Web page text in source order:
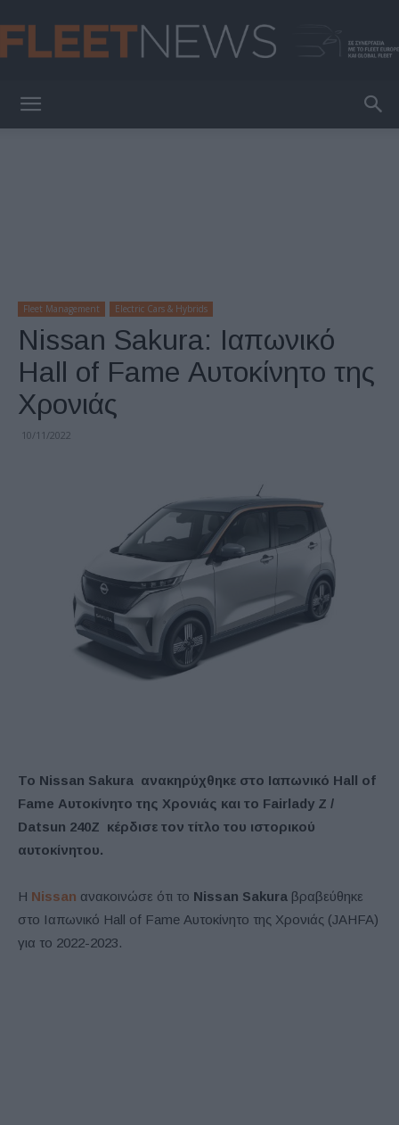
Fleet Management Electric Cars & Hybrids
Nissan Sakura: Ιαπωνικό
Hall of Fame Αυτοκίνητο της
Χρονιάς
10/11/2022
Το Nissan Sakura ανακηρύχθηκε στο Ιαπωνικό Hall of
Fame Αυτοκίνητο της Χρονιάς και το Fairlady Z /
Datsun 240Z κέρδισε τον τίτλο του ιστορικού
αυτοκίνητου.
Η Nissan ανακοινώσε ότι το Nissan Sakura βραβεύθηκε
στο Ιαπωνικό Hall of Fame Αυτοκίνητο της Χρονιάς (JAHFA)
για το 2022-2023.